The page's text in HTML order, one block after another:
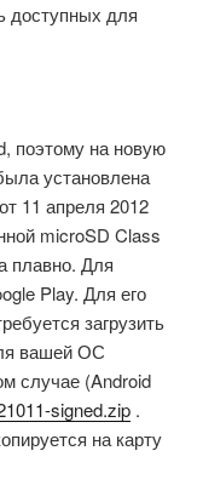
доступных для
поэтому на новую
установлена
11 апреля 2012
microSD Class
плавно. Для
Play. Для его
загрузить
вашей ОС
случае (Android
signed.zip .
на карту